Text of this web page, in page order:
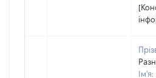
Ім'я: